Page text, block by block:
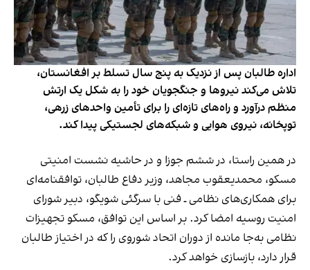
اداره طالبان پس از نزدیک به پنج سال تسلط بر افغانستان،
تلاش می‌کند نیروها و جنگجویان خود را به شکل یک ارتش
منظم درآورد و راه‌های تازه‌ای را برای تأمین واحدهای زرهی،
توپخانه، نیروی هوایی و شبکه‌های لجستیکی پیدا کند.
در همین راستا، در ششم جوزا و در حاشیه نشست امنیتی
مسکو، محمدیعقوب مجاهد، وزیر دفاع طالبان، توافقنامه‌ای
برای همکاری‌های نظامی ـ فنی با سرگئی شویگو، دبیر شورای
امنیت روسیه امضا کرد. بر اساس این توافق، مسکو تجهیزات
نظامی به‌جا مانده از دوران اتحاد شوروی را که در اختیاز طالبان
قرار دارد، بازسازی خواهد کرد.